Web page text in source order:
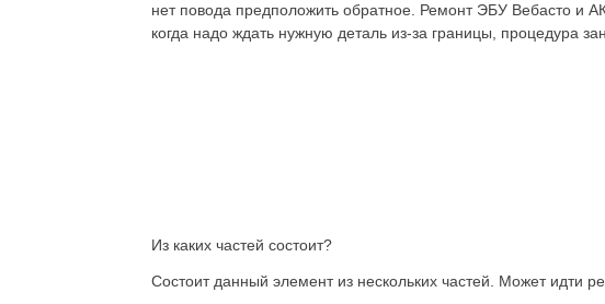
нет повода предположить обратное. Ремонт ЭБУ Вебасто и
когда надо ждать нужную деталь из-за границы, процедура
Из каких частей состоит?
Состоит данный элемент из нескольких частей. Может идти